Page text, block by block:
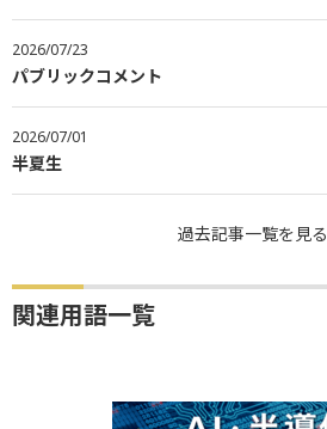
2026/07/23
パブリックコメント
2026/07/01
半夏生
過去記事一覧を見る
関連用語一覧